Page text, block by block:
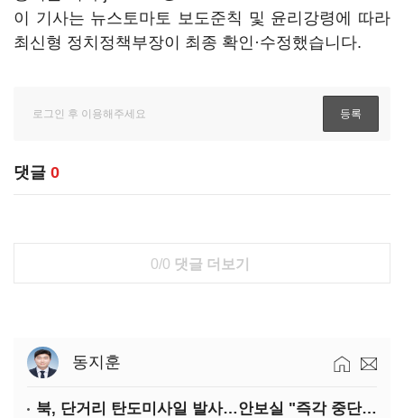
이 기사는 뉴스토마토 보도준칙 및 윤리강령에 따라
최신형 정치정책부장이 최종 확인·수정했습니다.
댓글 0
0/0 댓글 더보기
동지훈
북, 단거리 탄도미사일 발사…안보실 "즉각 중단 촉구"